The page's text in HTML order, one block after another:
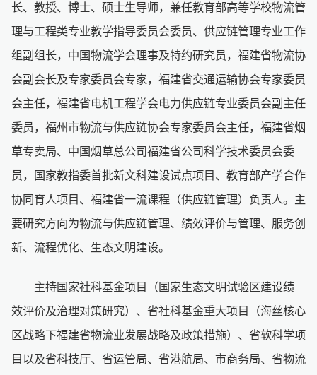
长、教授、博士、硕士生导师，兼任教育部高等学校物流管
理与工程类专业教学指导委员会委员、供应链管理专业工作
组副组长，中国物流学会理事及特约研究员，福建省物流协
会副会长及专家委员会专家，福建省交通运输协会专家委员
会主任，福建省电机工程学会电力供应链专业委员会副主任
委员，福州市物流与供应链协会专家委员会主任，福建省烟
草专卖局、中国烟草总公司福建省公司科学技术委员会委
员，国家教指委首批新文科建设试点项目、教育部产学合作
协同育人项目、福建省一流课程（供应链管理）负责人。主
要研究方向为物流与供应链管理、绩效评价与管理、服务创
新、流程优化、生态文明建设。
主持国家社科基金项目（国家生态文明试验区建设绩
效评价及治理对策研究）、省社科基金重大项目（海丝核心
区战略下福建省物流业发展战略及政策措施）、省软科学项
目以及省科技厅、省运管局、省港航局、市商务局、省物流